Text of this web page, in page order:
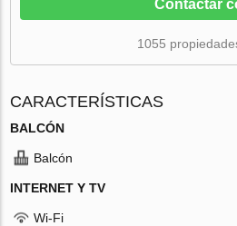
Contactar
1055
CARACTERÍSTICAS
BALCÓN
Balcón
INTERNET Y TV
Wi-Fi